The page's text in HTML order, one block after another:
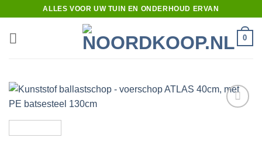
inhoud
ALLES VOOR UW TUIN EN ONDERHOUD ERVAN
0